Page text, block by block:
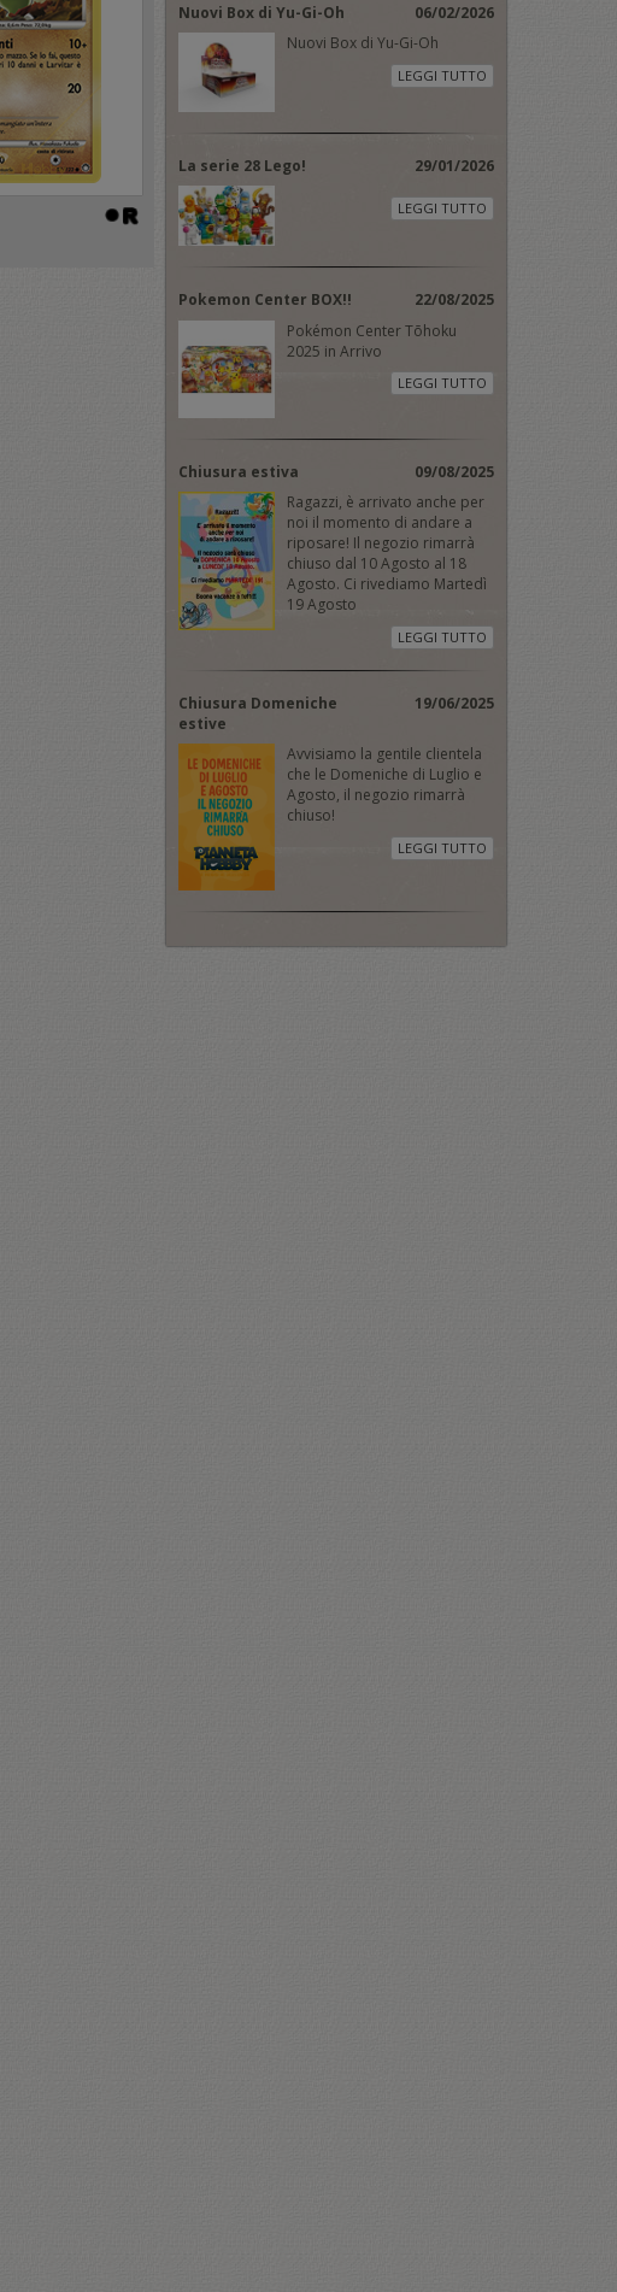
Nuovi Box di Yu-Gi-Oh
06/02/2026
Nuovi Box di Yu-Gi-Oh
LEGGI TUTTO
La serie 28 Lego! 29/01/2026
LEGGI TUTTO
Pokemon Center BOX!!
22/08/2025
Pokémon Center Tōhoku
2025 in Arrivo
LEGGI TUTTO
Chiusura estiva
09/08/2025
Ragazzi, è arrivato anche per
noi il momento di andare a
riposare! Il negozio rimarrà
chiuso dal 10 Agosto al 18
Agosto. Ci rivediamo Martedì
19 Agosto
LEGGI TUTTO
Chiusura Domeniche
estive
19/06/2025
Avvisiamo la gentile clientela
che le Domeniche di Luglio e
Agosto, il negozio rimarrà
chiuso!
LEGGI TUTTO